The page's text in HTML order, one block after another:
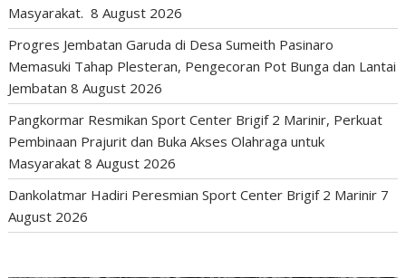
Masyarakat. 8 August 2026
Progres Jembatan Garuda di Desa Sumeith Pasinaro
Memasuki Tahap Plesteran, Pengecoran Pot Bunga dan Lantai
Jembatan 8 August 2026
Pangkormar Resmikan Sport Center Brigif 2 Marinir, Perkuat
Pembinaan Prajurit dan Buka Akses Olahraga untuk
Masyarakat 8 August 2026
Dankolatmar Hadiri Peresmian Sport Center Brigif 2 Marinir 7
August 2026